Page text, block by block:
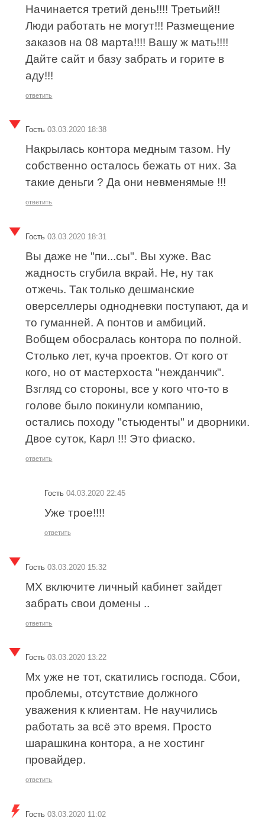
Начинается третий день!!!! Третьий!!
Люди работать не могут!!! Размещение
заказов на 08 марта!!!! Вашу ж мать!!!!
Дайте сайт и базу забрать и горите в
аду!!!
ответить
Гость 03.03.2020 18:38
Накрылась контора медным тазом. Ну
собственно осталось бежать от них. За
такие деньги ? Да они невменямые !!!
ответить
Гость 03.03.2020 18:31
Вы даже не "пи...сы". Вы хуже. Вас
жадность сгубила вкрай. Не, ну так
отжечь. Так только дешманские
оверселлеры однодневки поступают, да и
то гуманней. А понтов и амбиций.
Вобщем обосралась контора по полной.
Столько лет, куча проектов. От кого от
кого, но от мастерхоста "нежданчик".
Взгляд со стороны, все у кого что-то в
голове было покинули компанию,
остались походу "стьюденты" и дворники.
Двое суток, Карл !!! Это фиаско.
ответить
Гость 04.03.2020 22:45
Уже трое!!!!
ответить
Гость 03.03.2020 15:32
МХ включите личный кабинет зайдет
забрать свои домены ..
ответить
Гость 03.03.2020 13:22
Мх уже не тот, скатились господа. Сбои,
проблемы, отсутствие должного
уважения к клиентам. Не научились
работать за всё это время. Просто
шарашкина контора, а не хостинг
провайдер.
ответить
Гость 03.03.2020 11:02